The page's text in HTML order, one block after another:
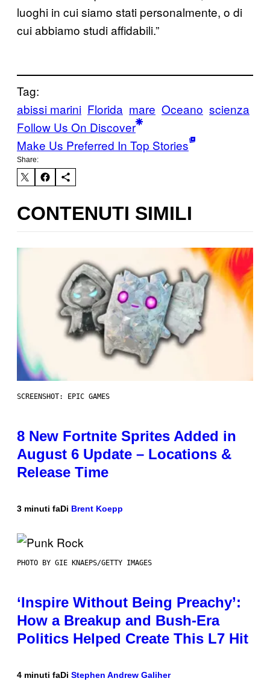
luoghi in cui siamo stati personalmente, o di
cui abbiamo studi affidabili.”
Tag:
abissi marini Florida mare Oceano scienza
Follow Us On Discover
Make Us Preferred In Top Stories
Share:
CONTENUTI SIMILI
SCREENSHOT: EPIC GAMES
8 New Fortnite Sprites Added in
August 6 Update – Locations &
Release Time
3 minuti faDi Brent Koepp
PHOTO BY GIE KNAEPS/GETTY IMAGES
‘Inspire Without Being Preachy’:
How a Breakup and Bush-Era
Politics Helped Create This L7 Hit
4 minuti faDi Stephen Andrew Galiher